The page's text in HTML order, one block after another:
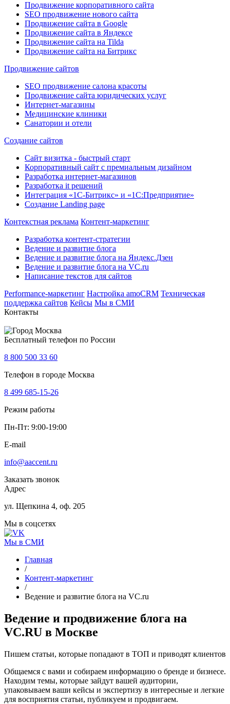
Продвижение корпоративного сайта
SEO продвижение нового сайта
Продвижение сайта в Google
Продвижение сайта в Яндексе
Продвижение сайта на Tilda
Продвижение сайта на Битрикс
Продвижение сайтов
SEO продвижение салона красоты
Продвижение сайта юридических услуг
Интернет-магазины
Медицинские клиники
Санатории и отели
Создание сайтов
Сайт визитка - быстрый старт
Корпоративный сайт с премиальным дизайном
Разработка интернет-магазинов
Разработка it решений
Интеграция «1С-Битрикс» и «1С:Предприятие»
Создание Landing page
Контекстная реклама Контент-маркетинг
Разработка контент-стратегии
Ведение и развитие блога
Ведение и развитие блога на Яндекс.Дзен
Ведение и развитие блога на VC.ru
Написание текстов для сайтов
Performance-маркетинг Настройка amoCRM Техническая
поддержка сайтов Кейсы Мы в СМИ
Контакты
Москва
Бесплатный телефон по России
8 800 500 33 60
Телефон в городе Москва
8 499 685-15-26
Режим работы
Пн-Пт: 9:00-19:00
E-mail
info@aaccent.ru
Заказать звонок
Адрес
ул. Щепкина 4, оф. 205
Мы в соцсетях
Мы в СМИ
Главная
/
Контент-маркетинг
/
Ведение и развитие блога на VC.ru
Ведение и продвижение блога на
VC.RU в Москве
Пишем статьи, которые попадают в ТОП и приводят клиентов
Общаемся с вами и собираем информацию о бренде и бизнесе.
Находим темы, которые зайдут вашей аудитории,
упаковываем ваши кейсы и экспертизу в интересные и легкие
для восприятия статьи, публикуем и продвигаем.